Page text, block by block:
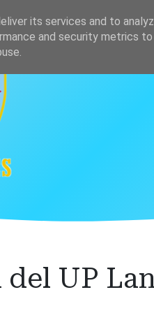
Clasificación
UP
its services and to
and security metrics